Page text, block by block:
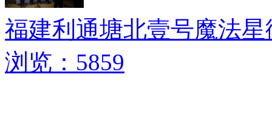
福建利通塘北壹号魔法
浏览：5859